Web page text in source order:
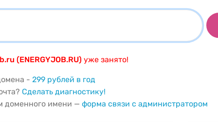
(ENERGYJOB.RU) уже занято!
- 299 рублей в год
Сделать диагностику!
доменного имени — форма связи с администратором